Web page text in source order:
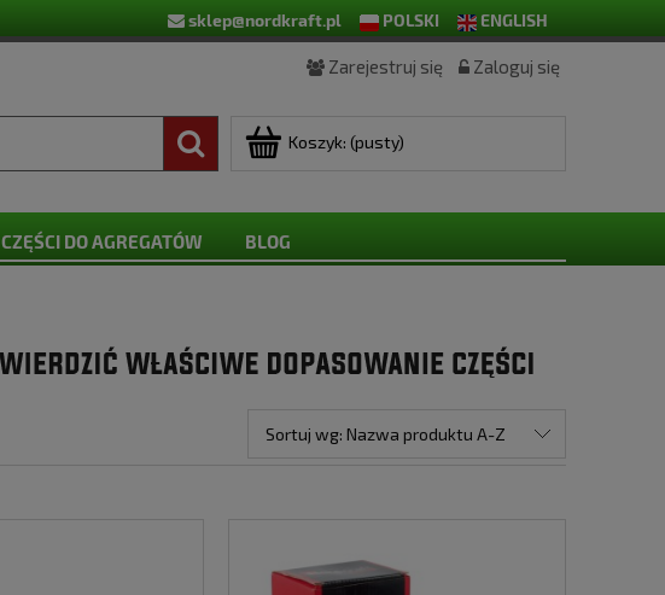
ENGLISH
POLSKI
sklep@nordkraft.pl
Zarejestruj się Zaloguj się
Koszyk: (pusty)
CZĘŚCI DO AGREGATÓW BLOG
Sortuj wg: Nazwa produktu A-Z